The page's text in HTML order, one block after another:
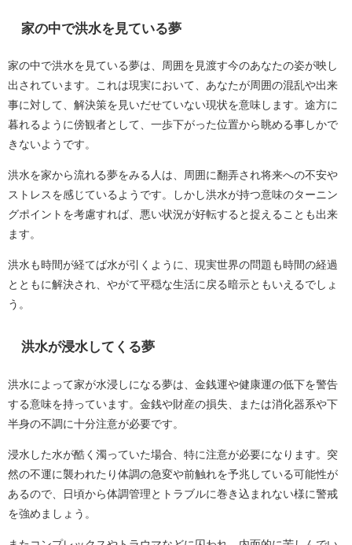
家の中で洪水を見ている夢
家の中で洪水を見ている夢は、周囲を見渡す今のあなたの姿が映し
出されています。これは現実において、あなたが周囲の混乱や出来
事に対して、解決策を見いだせていない現状を意味します。途方に
暮れるように傍観者として、一歩下がった位置から眺める事しかで
きないようです。
洪水を家から流れる夢をみる人は、周囲に翻弄され将来への不安や
ストレスを感じているようです。しかし洪水が持つ意味のターニン
グポイントを考慮すれば、悪い状況が好転すると捉えることも出来
ます。
洪水も時間が経てば水が引くように、現実世界の問題も時間の経過
とともに解決され、やがて平穏な生活に戻る暗示ともいえるでしょ
う。
洪水が浸水してくる夢
洪水によって家が水浸しになる夢は、金銭運や健康運の低下を警告
する意味を持っています。金銭や財産の損失、または消化器系や下
半身の不調に十分注意が必要です。
浸水した水が酷く濁っていた場合、特に注意が必要になります。突
然の不運に襲われたり体調の急変や前触れを予兆している可能性が
あるので、日頃から体調管理とトラブルに巻き込まれない様に警戒
を強めましょう。